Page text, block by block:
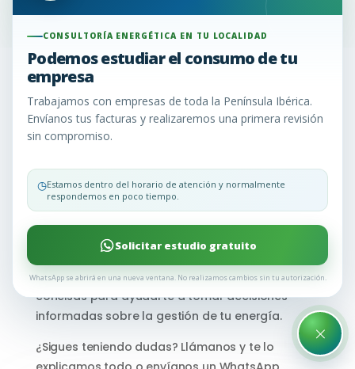
F.A.Q Preguntas
Frecuentes
En Consultoría Energética EU, entendemos que la
consultoría energética puede generar una serie
información que necesitas, hemos recopilado las
preguntas más comunes que nuestros clientes
nos hacen. Aquí encontrarás respuestas claras y
concisas para ayudarte a tomar decisiones
informadas sobre la gestión de tu energía.
¿Sigues teniendo dudas? Llámanos y te lo
CONSULTORÍA ENERGÉTICA EN TU LOCALIDAD
Podemos estudiar el consumo de tu
empresa
Trabajamos con empresas de toda la Península Ibérica.
Envíanos tus facturas y realizaremos una primera revisión
sin compromiso.
◷Estamos dentro del horario de atención y normalmente
respondemos en poco tiempo.
Solicitar estudio gratuito
WhatsApp se abrirá en una nueva ventana. No realizamos cambios sin tu autorización.
×